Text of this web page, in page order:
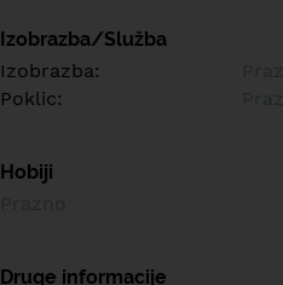
Izobrazba/Služba
Izobrazba:
Poklic:
Hobiji
Druge informacije